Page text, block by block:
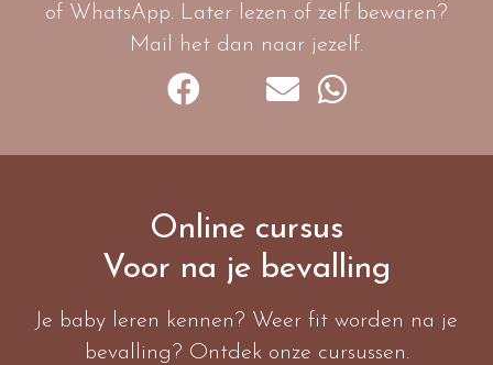
of WhatsApp. Later lezen of zelf bewaren?
Mail het dan naar jezelf.
Online cursus
Voor na je bevalling
Je baby leren kennen? Weer fit worden na je
bevalling? Ontdek onze cursussen.